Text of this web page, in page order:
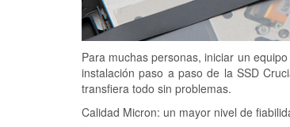
Para muchas personas, iniciar un
instalación paso a paso de la SSD
transfiera todo sin problemas.
Calidad Micron: un mayor nivel de